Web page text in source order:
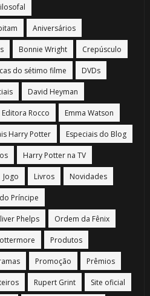
Aniversários
Bonnie Wright Crepúsculo
do sétimo filme DVDs
David Heyman
Editora Rocco Emma Watson
Harry Potter Especiais do Blog
Harry Potter na TV
Jogo Livros Novidades
Príncipe
Phelps Ordem da Fênix
Produtos
Promoção Prêmios
Rupert Grint Site oficial